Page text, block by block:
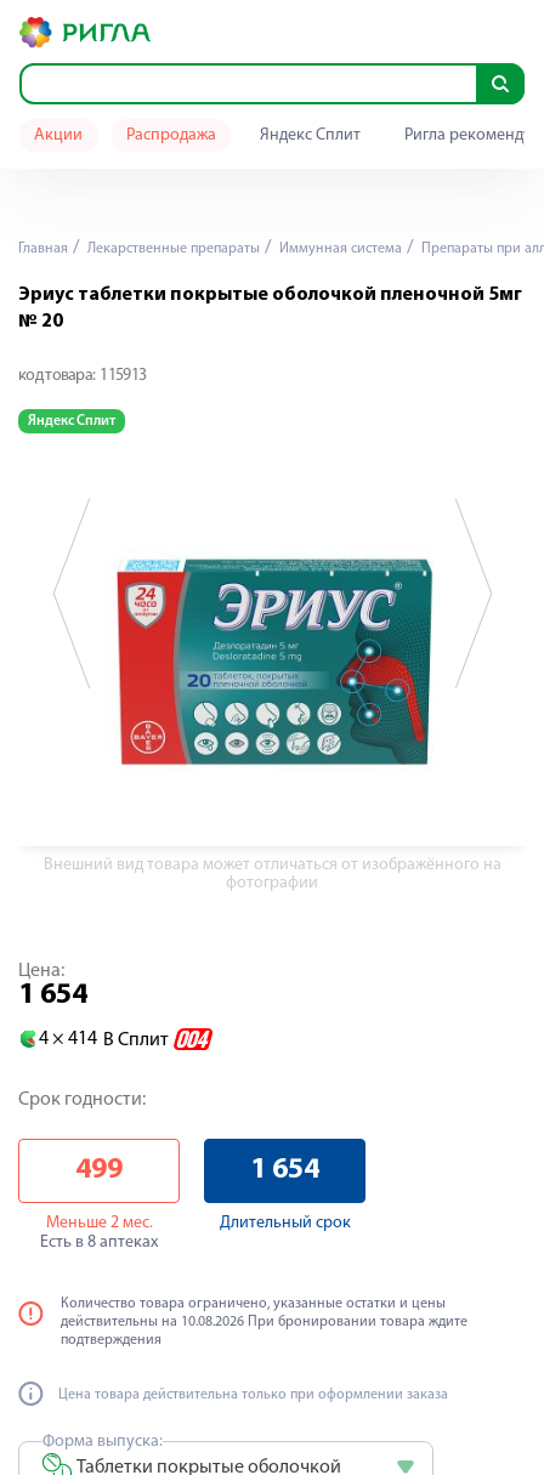
Акции Распродажа Яндекс Сплит Ригла
Главная Лекарственные препараты Иммунная система Препараты при
Эриус таблетки покрытые оболочкой пленочной 5мг
№ 20
код товара: 115913
Яндекс Сплит
Внешний вид товара может отличаться от изображённого на
фотографии
Цена:
1 654
4 × 414 В Сплит
Срок годности:
499
Меньше 2 мес.
Есть в 8 аптеках
1 654
Длительный срок
Количество товара ограничено, указанные остатки и цены
действительны на 10.08.2026 При бронировании товара ждите
подтверждения
Цена товара действительна только при оформлении заказа
Форма выпуска:
Таблетки покрытые оболочкой